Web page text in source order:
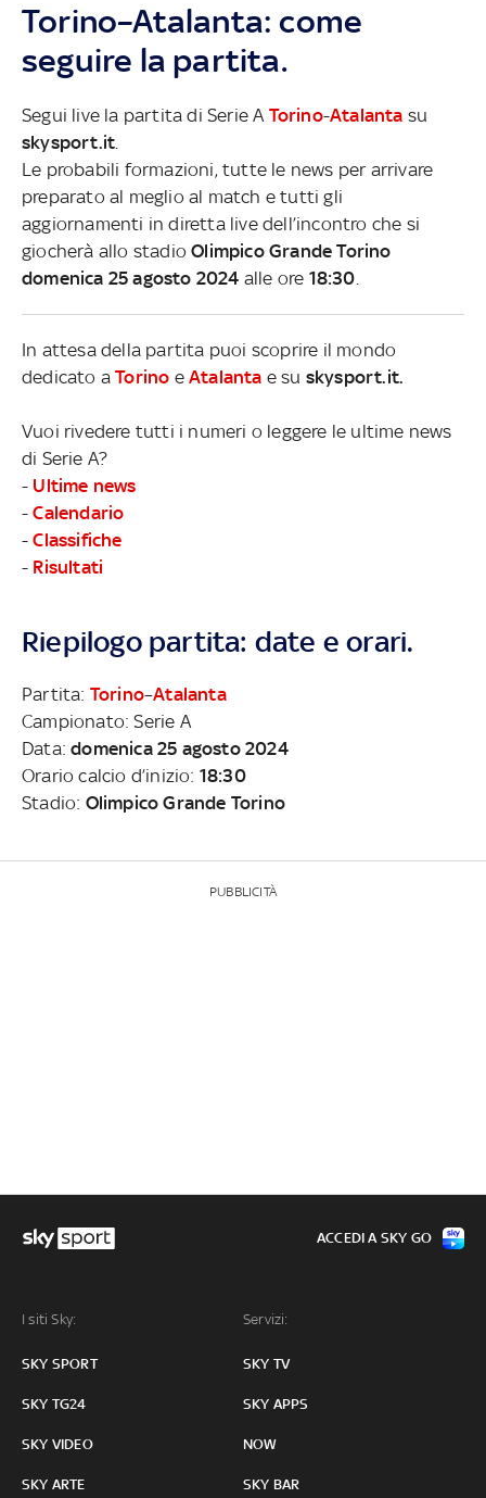
Torino–Atalanta: come
seguire la partita.
Segui live la partita di Serie A Torino-Atalanta su
skysport.it
Le probabili formazioni, tutte le news per arrivare
preparato al meglio al match e tutti gli
aggiornamenti in diretta live dell’incontro che si
giocherà allo stadioOlimpico Grande Torino
domenica 25 agosto 2024 alle ore 18:30
In attesa della partita puoi scoprire il mondo
dedicato aTorino eAtalanta e su skysport.it.
Vuoi rivedere tutti i numeri o leggere le ultime news
di Serie A?
- Ultime news
-Calendario
-Classifiche
- Risultati
Riepilogo partita: date e orari.
Partita: Torino–Atalanta
Campionato: Serie A
Data:domenica 25 agosto 2024
Orario calcio d’inizio: 18:30
Stadio: Olimpico Grande Torino
PUBBLICITÀ
I siti Sky:
SKY SPORT
SKY TG24
SKY VIDEO
SKY ARTE
Servizi:
SKY TV
SKY APPS
NOW
SKY BAR
ACCEDI A SKY GO